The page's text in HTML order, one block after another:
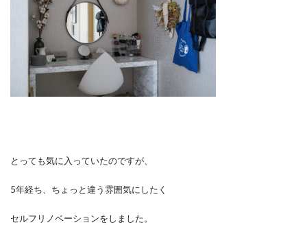
とっても気に入っていたのですが、
5年経ち、ちょっと違う雰囲気にしたく
セルフリノベーションをしました。